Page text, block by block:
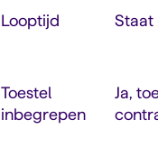
Looptijd Staat
Toestel
inbegrepen
Ja,